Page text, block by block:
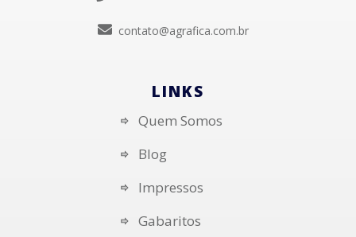
contato@agrafica.com.br
LINKS
Quem Somos
Blog
Impressos
Gabaritos